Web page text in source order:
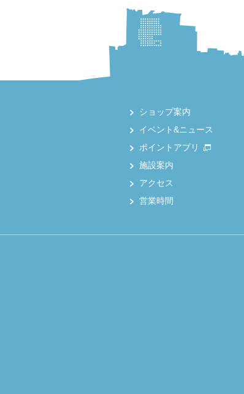
ショップ案内
イベント&ニュース
ポイントアプリ
施設案内
アクセス
営業時間